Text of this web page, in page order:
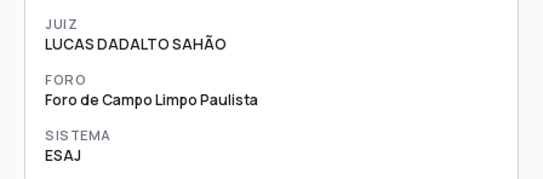
JUIZ
LUCAS DADALTO SAHÃO
FORO
Foro de Campo Limpo Paulista
SISTEMA
ESAJ